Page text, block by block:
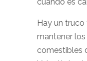
Hay un
mantener
comestibles